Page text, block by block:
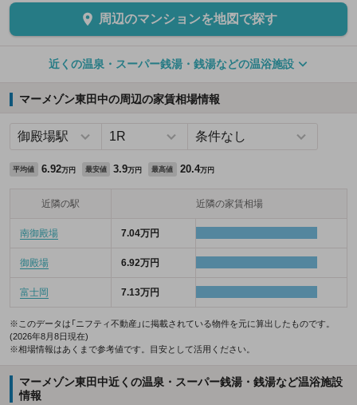
周辺のマンションを地図で探す
近くの温泉・スーパー銭湯・銭湯などの温浴施設
マーメゾン東田中の周辺の家賃相場情報
平均値 6.92万円 最安値 3.9万円 最高値 20.4万円
近隣の駅 近隣の家賃相場
南御殿場 7.04万円
御殿場 6.92万円
富士岡 7.13万円
※このデータは「ニフティ不動産」に掲載されている物件を元に算出したものです。
(2026年8月8日現在)
※相場情報はあくまで参考値です。目安として活用ください。
マーメゾン東田中近くの温泉・スーパー銭湯・銭湯など温浴施設
情報